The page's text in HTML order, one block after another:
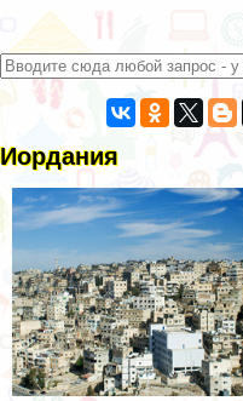
Иордания